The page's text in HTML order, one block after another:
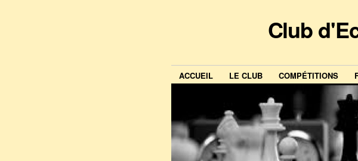
Club
ACCUEIL LE CLUB COMPÉTITIONS